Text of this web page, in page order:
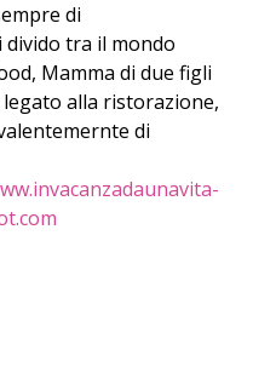
di
divido tra il mondo
Mamma di due figli
alla ristorazione,
di